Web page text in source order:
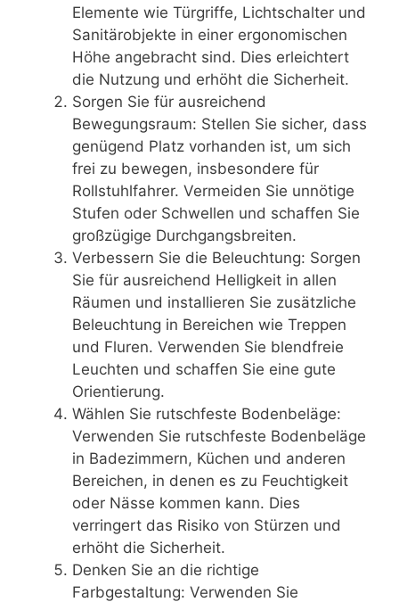
Elemente wie Türgriffe, Lichtschalter und
Sanitärobjekte in einer ergonomischen
Höhe angebracht sind. Dies erleichtert
die Nutzung und erhöht die Sicherheit.
Sorgen Sie für ausreichend
Bewegungsraum: Stellen Sie sicher, dass
genügend Platz vorhanden ist, um sich
frei zu bewegen, insbesondere für
Rollstuhlfahrer. Vermeiden Sie unnötige
Stufen oder Schwellen und schaffen Sie
großzügige Durchgangsbreiten.
Verbessern Sie die Beleuchtung: Sorgen
Sie für ausreichend Helligkeit in allen
Räumen und installieren Sie zusätzliche
Beleuchtung in Bereichen wie Treppen
und Fluren. Verwenden Sie blendfreie
Leuchten und schaffen Sie eine gute
Orientierung.
Wählen Sie rutschfeste Bodenbeläge:
Verwenden Sie rutschfeste Bodenbeläge
in Badezimmern, Küchen und anderen
Bereichen, in denen es zu Feuchtigkeit
oder Nässe kommen kann. Dies
verringert das Risiko von Stürzen und
erhöht die Sicherheit.
Denken Sie an die richtige
Farbgestaltung: Verwenden Sie